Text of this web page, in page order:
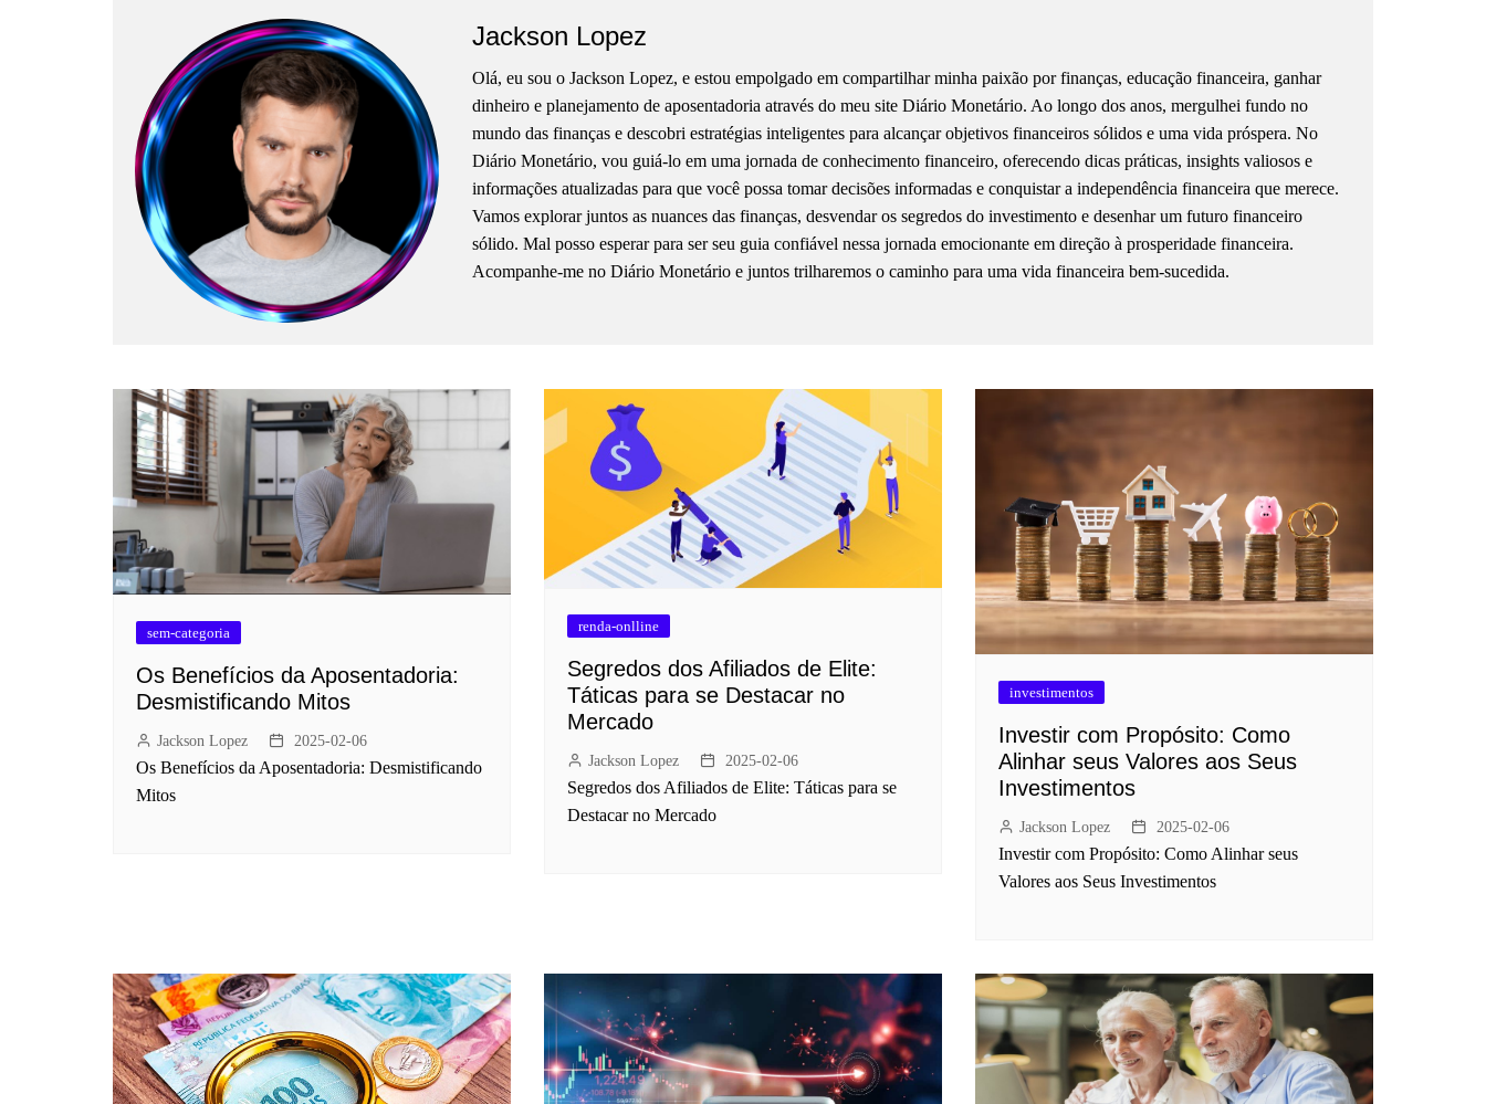
Jackson Lopez
Olá, eu sou o Jackson Lopez, e estou empolgado em compartilhar minha paixão por finanças, educação financeira, ganhar
dinheiro e planejamento de aposentadoria através do meu site Diário Monetário. Ao longo dos anos, mergulhei fundo no
mundo das finanças e descobri estratégias inteligentes para alcançar objetivos financeiros sólidos e uma vida próspera. No
Diário Monetário, vou guiá-lo em uma jornada de conhecimento financeiro, oferecendo dicas práticas, insights valiosos e
informações atualizadas para que você possa tomar decisões informadas e conquistar a independência financeira que merece.
Vamos explorar juntos as nuances das finanças, desvendar os segredos do investimento e desenhar um futuro financeiro
sólido. Mal posso esperar para ser seu guia confiável nessa jornada emocionante em direção à prosperidade financeira.
Acompanhe-me no Diário Monetário e juntos trilharemos o caminho para uma vida financeira bem-sucedida.
sem-categoria
Os Benefícios da Aposentadoria:
Desmistificando Mitos
Jackson Lopez 2025-02-06
Os Benefícios da Aposentadoria: Desmistificando
Mitos
renda-onlline
Segredos dos Afiliados de Elite:
Táticas para se Destacar no
Mercado
Jackson Lopez 2025-02-06
Segredos dos Afiliados de Elite: Táticas para se
Destacar no Mercado
investimentos
Investir com Propósito: Como
Alinhar seus Valores aos Seus
Investimentos
Jackson Lopez 2025-02-06
Investir com Propósito: Como Alinhar seus
Valores aos Seus Investimentos